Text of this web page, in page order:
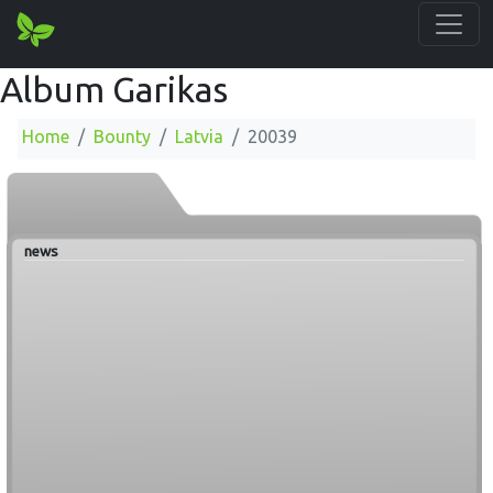
Album Garikas
Home Bounty Latvia 20039
news